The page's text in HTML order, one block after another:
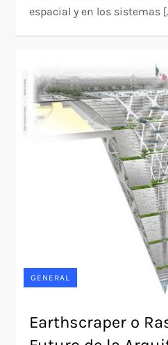
espacial y en los sistemas
GENERAL
Earthscraper o